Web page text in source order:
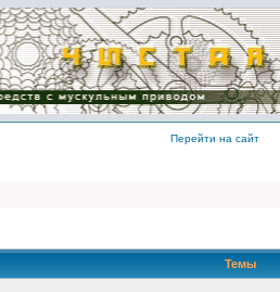
Перейти на сайт
Темы